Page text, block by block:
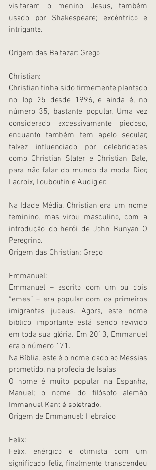
visitaram o menino Jesus, também
usado por Shakespeare; excêntrico e
intrigante.
Origem das Baltazar: Grego
Christian:
Christian tinha sido firmemente plantado
no Top 25 desde 1996, e ainda é, no
número 35, bastante popular. Uma vez
considerado excessivamente piedoso,
enquanto também tem apelo secular,
talvez influenciado por celebridades
como Christian Slater e Christian Bale,
para não falar do mundo da moda Dior,
Lacroix, Louboutin e Audigier.
Na Idade Média, Christian era um nome
feminino, mas virou masculino, com a
introdução do herói de John Bunyan O
Peregrino.
Origem das Christian: Grego
Emmanuel:
Emmanuel – escrito com um ou dois
“emes” – era popular com os primeiros
imigrantes judeus. Agora, este nome
bíblico importante está sendo revivido
em toda sua glória. Em 2013, Emmanuel
era o número 171.
Na Bíblia, este é o nome dado ao Messias
prometido, na profecia de Isaías.
O nome é muito popular na Espanha,
Manuel; o nome do filósofo alemão
Immanuel Kant é soletrado.
Origem de Emmanuel: Hebraico
Felix:
Felix, enérgico e otimista com um
significado feliz, finalmente transcendeu